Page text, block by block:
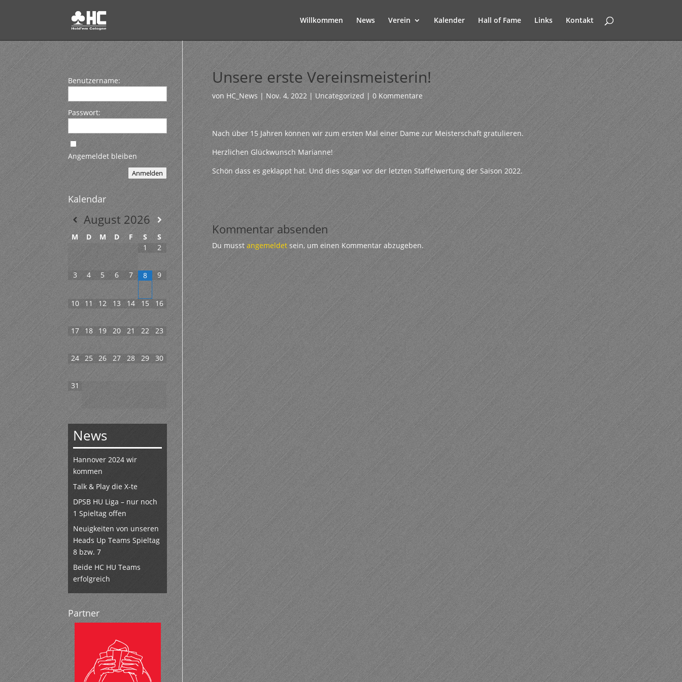
Willkommen News Verein Kalender Hall of Fame Links Kontakt
Unsere erste Vereinsmeisterin!
von HC_News |Nov. 4, 2022| Uncategorized | 0 Kommentare
Nach über 15 Jahren können wir zum ersten Mal einer Dame zur Meisterschaft gratulieren.
Herzlichen Glückwunsch Marianne!
Schön dass es geklappt hat. Und dies sogar vor der letzten Staffelwertung der Saison 2022.
Kommentar absenden
Du musstangemeldetsein, um einen Kommentar abzugeben.
Benutzername:
Passwort:
Angemeldet bleiben
Anmelden
Kalendar
August 2026
M D M D F S
S
1
2
3 4 5 6 7 8 9
10 11 12 13 14 15 16
17 18 19 20 21 22 23
24 25 26 27 28 29 30
31
News
Hannover 2024 wir
kommen
Talk & Play die X-te
DPSB HU Liga – nur noch
1 Spieltag offen
Neuigkeiten von unseren
Heads Up Teams Spieltag
8 bzw. 7
Beide HC HU Teams
erfolgreich
Partner